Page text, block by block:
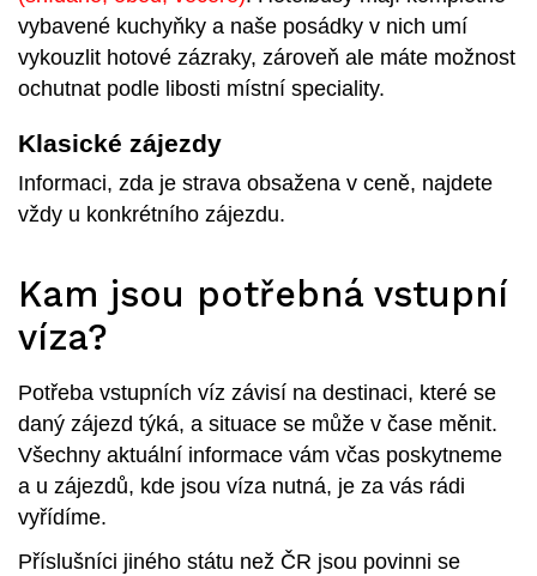
vybavené kuchyňky a naše posádky v nich umí
vykouzlit hotové zázraky, zároveň ale máte možnost
ochutnat podle libosti místní speciality.
Klasické zájezdy
Informaci, zda je strava obsažena v ceně, najdete
vždy u konkrétního zájezdu.
Kam jsou potřebná vstupní
víza?
Potřeba vstupních víz závisí na destinaci, které se
daný zájezd týká, a situace se může v čase měnit.
Všechny aktuální informace vám včas poskytneme
a u zájezdů, kde jsou víza nutná, je za vás rádi
vyřídíme.
Příslušníci jiného státu než ČR jsou povinni se